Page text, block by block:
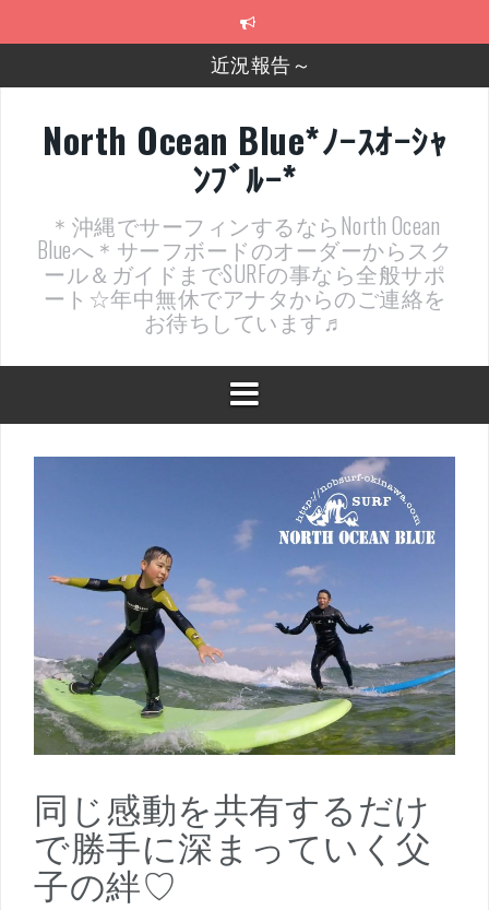
2026年明けました〜
近況報告ww
ヤッチマッターーーー！！！
支部長就任報告と支部予選・検定開催決定！
North Ocean Blue*ﾉｰｽｵｰｼｬ
ﾝﾌﾞﾙｰ*
＊沖縄でサーフィンするならNorth Ocean
Blueへ＊サーフボードのオーダーからスク
ール＆ガイドまでSURFの事なら全般サポ
ート☆年中無休でアナタからのご連絡を
お待ちしています♬
同じ感動を共有するだけ
で勝手に深まっていく父
子の絆♡